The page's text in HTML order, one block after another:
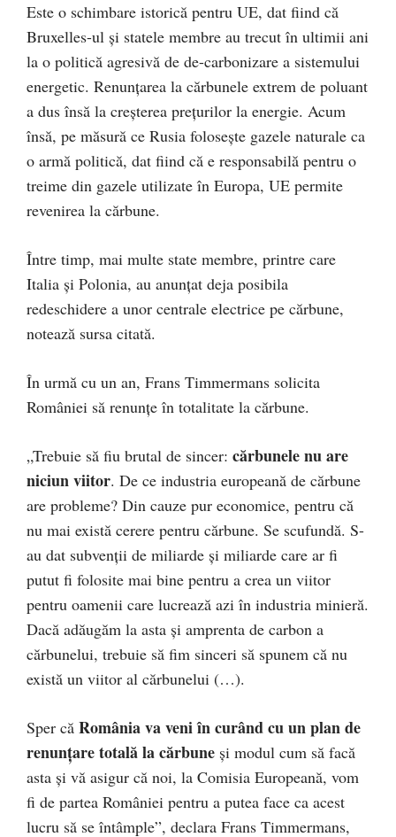
Este o schimbare istorică pentru UE, dat fiind că
Bruxelles-ul și statele membre au trecut în ultimii ani
la o politică agresivă de de-carbonizare a sistemului
energetic. Renunțarea la cărbunele extrem de poluant
a dus însă la creșterea prețurilor la energie. Acum
însă, pe măsură ce Rusia folosește gazele naturale ca
o armă politică, dat fiind că e responsabilă pentru o
treime din gazele utilizate în Europa, UE permite
revenirea la cărbune.
Între timp, mai multe state membre, printre care
Italia și Polonia, au anunțat deja posibila
redeschidere a unor centrale electrice pe cărbune,
notează sursa citată.
În urmă cu un an, Frans Timmermans solicita
României să renunțe în totalitate la cărbune.
„Trebuie să fiu brutal de sincer: cărbunele nu are
niciun viitor. De ce industria europeană de cărbune
are probleme? Din cauze pur economice, pentru că
nu mai există cerere pentru cărbune. Se scufundă. S-
au dat subvenţii de miliarde şi miliarde care ar fi
putut fi folosite mai bine pentru a crea un viitor
pentru oamenii care lucrează azi în industria minieră.
Dacă adăugăm la asta şi amprenta de carbon a
cărbunelui, trebuie să fim sinceri să spunem că nu
există un viitor al cărbunelui (…).
Sper că România va veni în curând cu un plan de
renunţare totală la cărbune şi modul cum să facă
asta şi vă asigur că noi, la Comisia Europeană, vom
fi de partea României pentru a putea face ca acest
lucru să se întâmple”, declara Frans Timmermans,